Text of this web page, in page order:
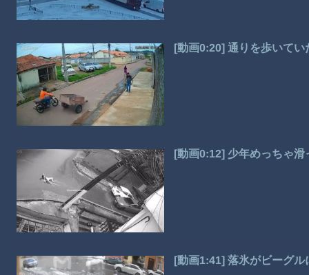
[動画0:20] 通りを歩いて
[動画0:12] 少年めっちゃ
[動画1:41] 落氷がビーグ